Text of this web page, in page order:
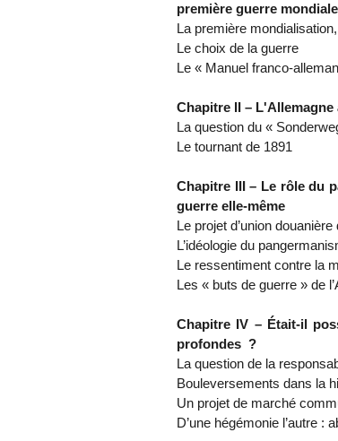
première guerre mondiale
La première
Le choix de la guerre
Le « Manuel franco-
Chapitre II –
La question du «
Le tournant de 1891
Chapitre III – Le rôle du
guerre elle-même
Le projet d’union
L’idéologie du
Le ressentiment contre la
Les « buts de guerre » de
Chapitre IV – Était-il
profondes ?
La question de la
Bouleversements dans la
Un projet de marché
D’une hégémonie l’autre :